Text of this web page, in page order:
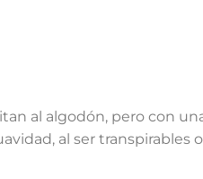
al algodón, pero con
al ser transpirables